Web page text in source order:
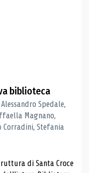
biblioteca
Spedale,
Magnano,
Corradini, Stefania
di Santa Croce